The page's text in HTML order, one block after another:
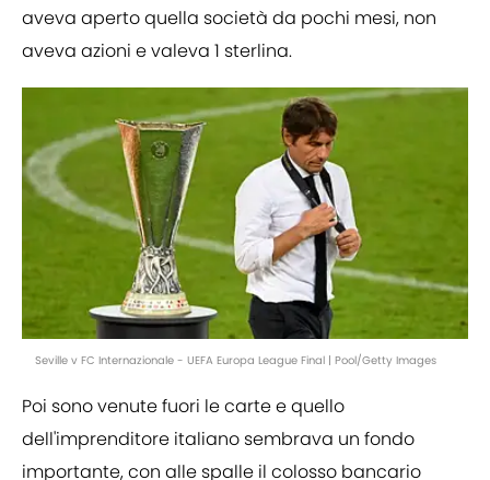
aveva aperto quella società da pochi mesi, non
aveva azioni e valeva 1 sterlina.
Seville v FC Internazionale - UEFA Europa League Final | Pool/Getty Images
Poi sono venute fuori le carte e quello
dell'imprenditore italiano sembrava un fondo
importante, con alle spalle il colosso bancario